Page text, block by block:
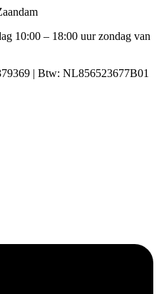
10:00 – 18:00 uur zondag van
| Btw: NL856523677B01